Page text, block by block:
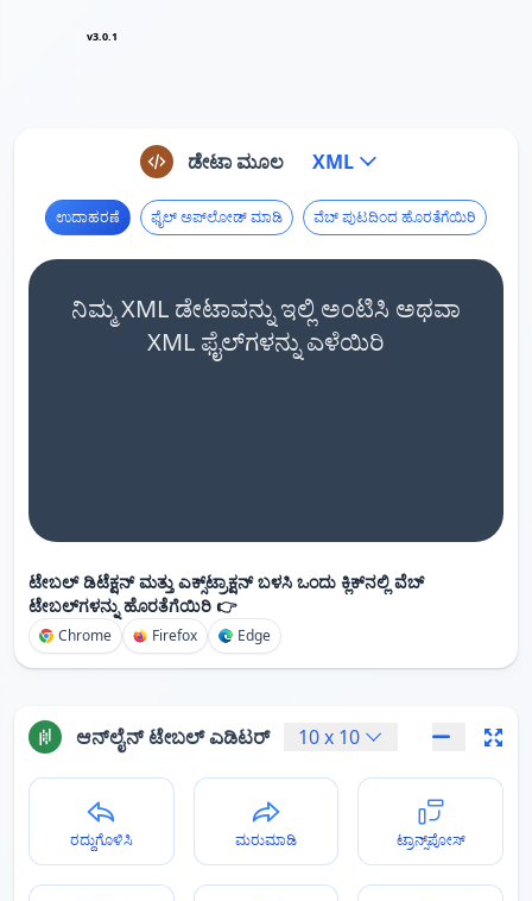
v3.0.1
ಡೇಟಾ ಮೂಲ XML
ಉದಾಹರಣೆ ಫೈಲ್ ಅಪ್‌ಲೋಡ್ ಮಾಡಿ ವೆಬ್ ಪುಟದಿಂದ ಹೊರತೆಗೆಯಿರಿ
ನಿಮ್ಮ XML ಡೇಟಾವನ್ನು ಇಲ್ಲಿ ಅಂಟಿಸಿ ಅಥವಾ
XML ಫೈಲ್‌ಗಳನ್ನು ಎಳೆಯಿರಿ
ಟೇಬಲ್ ಡಿಟೆಕ್ಷನ್ ಮತ್ತು ಎಕ್ಸ್‌ಟ್ರಾಕ್ಷನ್ ಬಳಸಿ ಒಂದು ಕ್ಲಿಕ್‌ನಲ್ಲಿ ವೆಬ್
ಟೇಬಲ್‌ಗಳನ್ನು ಹೊರತೆಗೆಯಿರಿ 👉
Chrome Firefox Edge
ಆನ್‌ಲೈನ್ ಟೇಬಲ್ ಎಡಿಟರ್ 10x 10
ರದ್ದುಗೊಳಿಸಿ ಮರುಮಾಡಿ ಟ್ರಾನ್ಸ್‌ಪೋಸ್